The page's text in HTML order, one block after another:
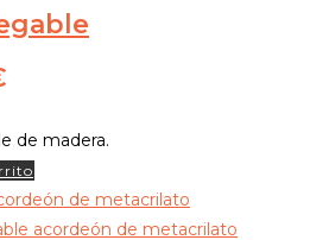
de madera.